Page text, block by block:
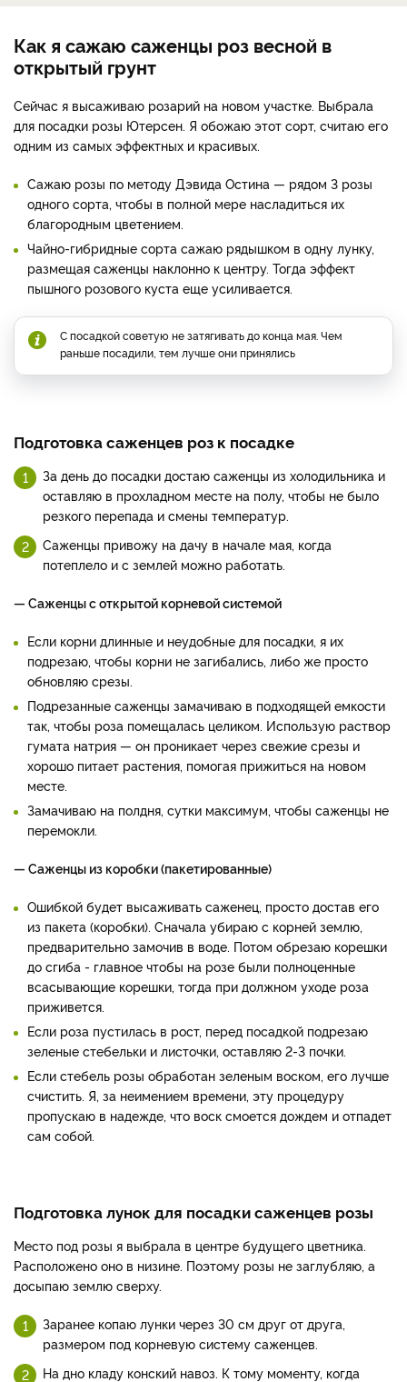
Как я сажаю саженцы роз весной в
открытый грунт
Сейчас я высаживаю розарий на новом участке. Выбрала
для посадки розы Ютерсен. Я обожаю этот сорт, считаю его
одним из самых эффектных и красивых.
Сажаю розы по методу Дэвида Остина — рядом 3 розы
одного сорта, чтобы в полной мере насладиться их
благородным цветением.
Чайно-гибридные сорта сажаю рядышком в одну лунку,
размещая саженцы наклонно к центру. Тогда эффект
пышного розового куста еще усиливается.
С посадкой советую не затягивать до конца мая. Чем
раньше посадили, тем лучше они принялись
Подготовка саженцев роз к посадке
За день до посадки достаю саженцы из холодильника и
оставляю в прохладном месте на полу, чтобы не было
резкого перепада и смены температур.
Саженцы привожу на дачу в начале мая, когда
потеплело и с землей можно работать.
— Саженцы с открытой корневой системой
Если корни длинные и неудобные для посадки, я их
подрезаю, чтобы корни не загибались, либо же просто
обновляю срезы.
Подрезанные саженцы замачиваю в подходящей емкости
так, чтобы роза помещалась целиком. Использую раствор
гумата натрия — он проникает через свежие срезы и
хорошо питает растения, помогая прижиться на новом
месте.
Замачиваю на полдня, сутки максимум, чтобы саженцы не
перемокли.
— Саженцы из коробки (пакетированные)
Ошибкой будет высаживать саженец, просто достав его
из пакета (коробки). Сначала убираю с корней землю,
предварительно замочив в воде. Потом обрезаю корешки
до сгиба - главное чтобы на розе были полноценные
всасывающие корешки, тогда при должном уходе роза
приживется.
Если роза пустилась в рост, перед посадкой подрезаю
зеленые стебельки и листочки, оставляю 2-3 почки.
Если стебель розы обработан зеленым воском, его лучше
счистить. Я, за неимением времени, эту процедуру
пропускаю в надежде, что воск смоется дождем и отпадет
сам собой.
Подготовка лунок для посадки саженцев розы
Место под розы я выбрала в центре будущего цветника.
Расположено оно в низине. Поэтому розы не заглубляю, а
досыпаю землю сверху.
Заранее копаю лунки через 30 см друг от друга,
размером под корневую систему саженцев.
На дно кладу конский навоз. К тому моменту, когда